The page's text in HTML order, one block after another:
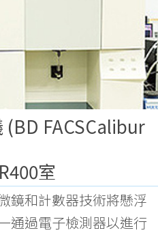
(BD FACSCalibur
室
鏡和計數器技術將懸浮
通過電子檢測器以進行